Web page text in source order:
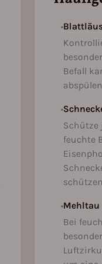
•
Befall
•
Schütze
feuchte
•Mehltau
Bei